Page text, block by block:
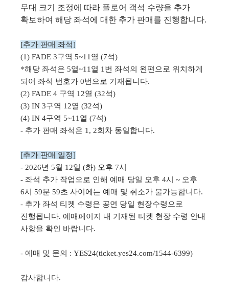
무대 크기 조정에 따라 플로어 객석 수량을 추가
확보하여 해당 좌석에 대한 추가 판매를 진행합니다.
[추가 판매 좌석]
(1) FADE 3구역 5~11열 (7석)
*해당 좌석은 5열~11열 1번 좌석의 왼편으로 위치하게
되어 좌석 번호가 0번으로 기재됩니다.
(2) FADE 4 구역 12열 (32석)
(3) IN 3구역 12열 (32석)
(4) IN 4구역 5~11열 (7석)
- 추가 판매 좌석은 1, 2회차 동일합니다.
[추가 판매 일정]
- 2026년 5월 12일 (화) 오후 7시
- 좌석 추가 작업으로 인해 예매 당일 오후 4시 ~ 오후
6시 59분 59초 사이에는 예매 및 취소가 불가능합니다.
- 추가 좌석 티켓 수령은 공연 당일 현장수령으로
진행됩니다. 예매페이지 내 기재된 티켓 현장 수령 안내
사항을 확인 바랍니다.
- 예매 및 문의 : YES24(ticket.yes24.com/1544-6399)
감사합니다.